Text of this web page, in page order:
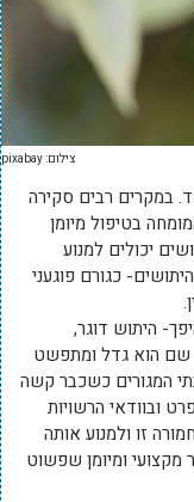
צילום: pixabay
במקרים רבים סקירה
בטיפול מיומן
יכולים למנוע
כגורם פוגעני
היתוש דוגר,
שם הוא גדל ומתפשט
המגורים כשכבר קשה
ובוודאי הרשויות
זו ולמנוע אותה
מקצועי ומיומן שפשוט